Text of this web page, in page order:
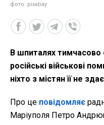
фото: pixabay
В шпиталях тимчасово
російські військові
ніхто з містян її не здає
Про це повідомляє
Маріуполя Петро